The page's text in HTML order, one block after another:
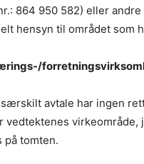
864 950 582) eller
hensyn til området som
avtale har ingen
vedtektenes
på tomten.